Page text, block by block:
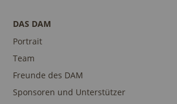
DAS DAM
Portrait
Team
Freunde des DAM
Sponsoren und Unterstützer